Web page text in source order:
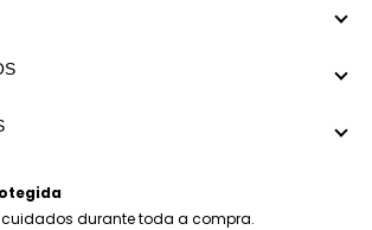
assimétrico, composto por elos lisos e
dourado.49cm
Mariana Dias Acessórios.
durante toda a compra.